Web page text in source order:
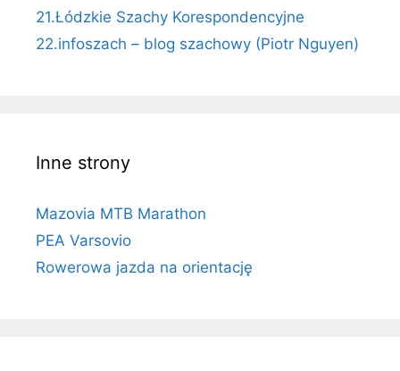
21.Łódzkie Szachy Korespondencyjne
22.infoszach – blog szachowy (Piotr Nguyen)
Inne strony
Mazovia MTB Marathon
PEA Varsovio
Rowerowa jazda na orientację